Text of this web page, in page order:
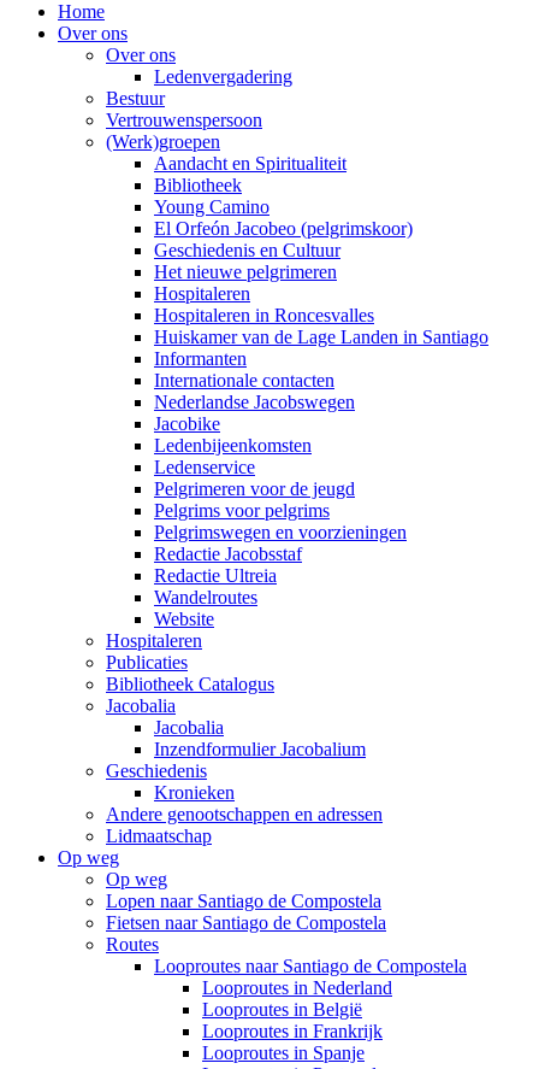
Home
Over ons
Over ons
Ledenvergadering
Bestuur
Vertrouwenspersoon
(Werk)groepen
Aandacht en Spiritualiteit
Bibliotheek
Young Camino
El Orfeón Jacobeo (pelgrimskoor)
Geschiedenis en Cultuur
Het nieuwe pelgrimeren
Hospitaleren
Hospitaleren in Roncesvalles
Huiskamer van de Lage Landen in Santiago
Informanten
Internationale contacten
Nederlandse Jacobswegen
Jacobike
Ledenbijeenkomsten
Ledenservice
Pelgrimeren voor de jeugd
Pelgrims voor pelgrims
Pelgrimswegen en voorzieningen
Redactie Jacobsstaf
Redactie Ultreia
Wandelroutes
Website
Hospitaleren
Publicaties
Bibliotheek Catalogus
Jacobalia
Jacobalia
Inzendformulier Jacobalium
Geschiedenis
Kronieken
Andere genootschappen en adressen
Lidmaatschap
Op weg
Op weg
Lopen naar Santiago de Compostela
Fietsen naar Santiago de Compostela
Routes
Looproutes naar Santiago de Compostela
Looproutes in Nederland
Looproutes in België
Looproutes in Frankrijk
Looproutes in Spanje